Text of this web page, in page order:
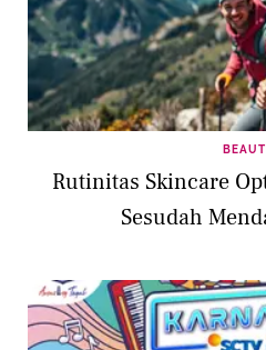
Rutinitas Skincare
Sesudah